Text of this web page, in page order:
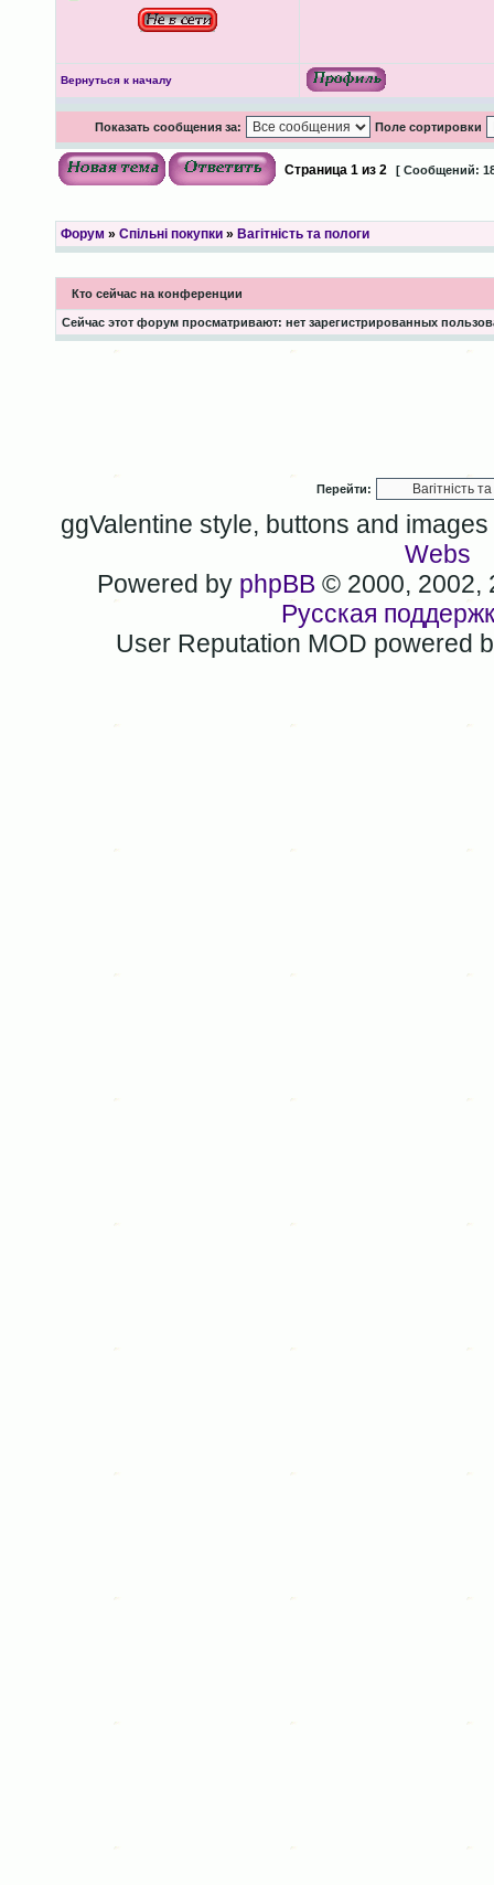
Вернуться к началу
Показать сообщения за: Поле сортировки
Страница 1из 2 [ Сообщений:
Форум » Спільні покупки» Вагітність та пологи
Кто сейчас на конференции
Сейчас этот форум просматривают: нет зарегистрированных
Перейти:
ggValentine style, buttons and
Webs
Powered by phpBB © 2000, 2002,
Русская
User Reputation MOD powered